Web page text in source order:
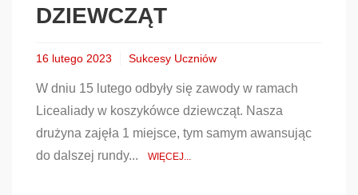
DZIEWCZĄT
16 lutego 2023 Sukcesy Uczniów
W dniu 15 lutego odbyły się zawody w ramach
Licealiady w koszykówce dziewcząt. Nasza
drużyna zajęła 1 miejsce, tym samym awansując
do dalszej rundy...
WIĘCEJ...